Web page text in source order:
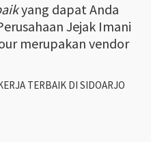
yang dapat Anda
Jejak Imani
merupakan vendor
TERBAIK DI SIDOARJO